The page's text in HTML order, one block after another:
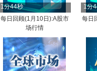
1分44秒
每日回顾(1月10日):A股市
场行情
1分
每日